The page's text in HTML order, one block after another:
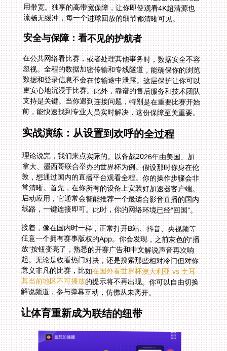
流畅无缓冲，每一个进球回放的细节都清晰可见。
安全与保障：看不见的护航者
在公共网络看比赛，或者处理其他事务时，数据安全不容
忽视。全程的数据加密传输和专线隧道，能确保你的浏览
数据和登录信息不会在传输途中泄露。这层保护让你可以
更安心地沉浸于比赛。此外，靠谱的售后服务和技术团队
支持是关键。当你遇到连接问题，特别是在重要比赛开始
前，能快速找到专业人员实时解决，这份保障至关重要。
实战演练：从设置到欢呼的全过程
理论说完，我们来点实际的。以备战2026年由美国、加
拿大、墨西哥联合举办的世界杯为例。假设那时你身在伦
敦，想通过国内的直播平台观看全程。你的操作步骤会非
常清晰。首先，在你所有的设备上安装好加速器客户端。
启动应用，它通常会智能推荐一个最适合影音直播的国内
线路，一键连接即可。此时，你的网络环境已经“回国”。
接着，像在国内时一样，正常打开B站、抖音、央视频等
任意一个拥有赛事版权的App。你会发现，之前灰色的“播
放”按钮变亮了，熟悉的开赛广告和中文解说声音再次响
起。无论是收看热门对决，还是搜索那些相对冷门但对你
意义非凡的比赛，比如在国外看世界杯澳大利亚 vs 土耳
其当前地区不可播放的提示将不再出现。你可以自由切换
解说频道，参与弹幕互动，仿佛从未离开。
让体育重新成为联结的纽带